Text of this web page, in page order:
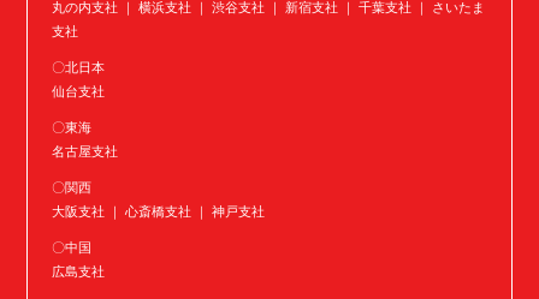
丸の内支社 ｜ 横浜支社 ｜ 渋谷支社 ｜ 新宿支社 ｜ 千葉支社 ｜ さいたま
支社
〇北日本
仙台支社
〇東海
名古屋支社
〇関西
大阪支社 ｜ 心斎橋支社 ｜ 神戸支社
〇中国
広島支社